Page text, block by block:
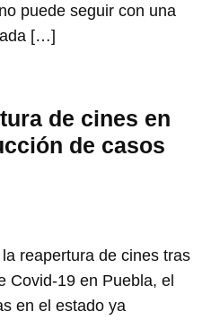
puede seguir con una
[…]
de cines en
de casos
reapertura de cines tras
Covid-19 en Puebla, el
en el estado ya